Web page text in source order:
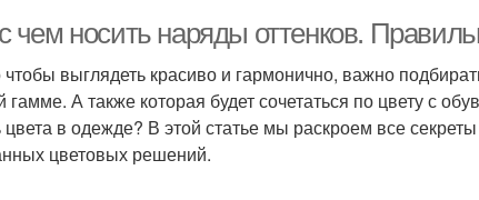
чем носить наряды оттенков.
чтобы выглядеть красиво и гармонично, важно
гамме. А также которая будет сочетаться по цвету с
цвета в одежде? В этой статье мы раскроем все
цветовых решений.